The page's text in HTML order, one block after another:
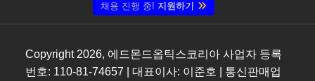
채용 진행 중! 지원하기
Copyright 2026, 에드몬드옵틱스코리아 사업자 등록
번호: 110-81-74657 | 대표이사: 이준호 | 통신판매업